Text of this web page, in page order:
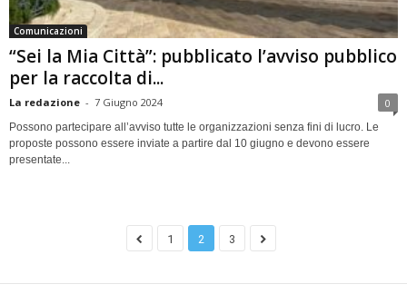
Comunicazioni
“Sei la Mia Città”: pubblicato l’avviso pubblico
per la raccolta di...
La redazione - 7 Giugno 2024 0
Possono partecipare all’avviso tutte le organizzazioni senza fini di lucro. Le
proposte possono essere inviate a partire dal 10 giugno e devono essere
presentate...
1 2 3